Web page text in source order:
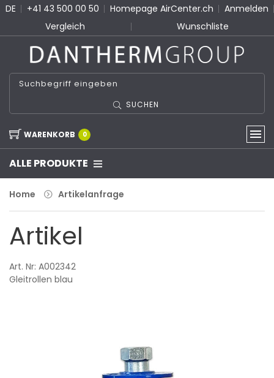
DE +41 43 500 00 50 Homepage AirCenter.ch
Anmelden
Vergleich
Wunschliste
SUCHEN
WARENKORB 0
ALLE PRODUKTE
Home Artikelanfrage
Artikel
Art. Nr: A002342
Gleitrollen blau